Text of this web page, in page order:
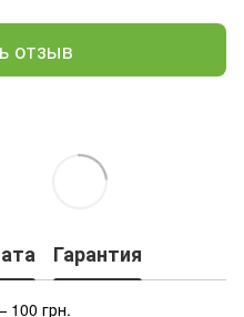
отзыв
Гарантия
100 грн.